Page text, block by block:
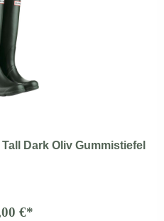
Dark Oliv Gummistiefel
€*